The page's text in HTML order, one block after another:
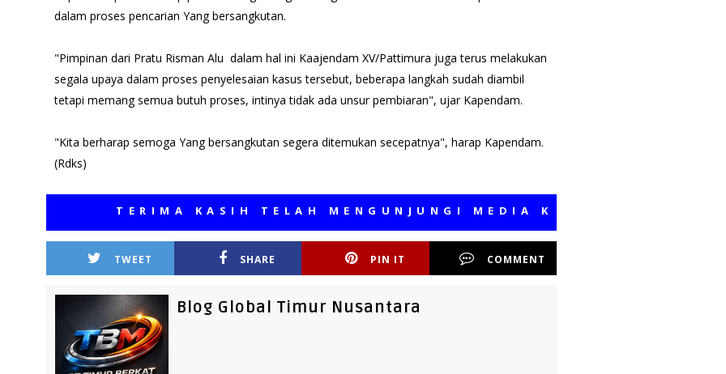
dalam proses pencarian Yang bersangkutan.
"Pimpinan dari Pratu Risman Alu dalam hal ini Kaajendam XV/Pattimura juga terus melakukan
segala upaya dalam proses penyelesaian kasus tersebut, beberapa langkah sudah diambil
tetapi memang semua butuh proses, intinya tidak ada unsur pembiaran", ujar Kapendam.
"Kita berharap semoga Yang bersangkutan segera ditemukan secepatnya", harap Kapendam.
(Rdks)
TERIMA KASIH TELAH MENGUNJUNGI MEDIA KAMI, SEMOGA
TWEET SHARE PIN IT COMMENT
Blog Global Timur Nusantara